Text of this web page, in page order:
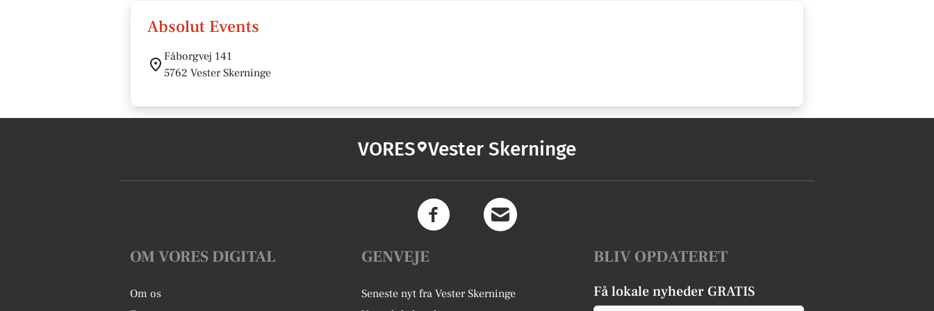
Absolut Events
Fåborgvej 141
5762 Vester Skerninge
VORES Vester Skerninge
OM VORES DIGITAL
Om os
GENVEJE
Seneste nyt fra Vester Skerninge
BLIV OPDATERET
Få lokale nyheder GRATIS